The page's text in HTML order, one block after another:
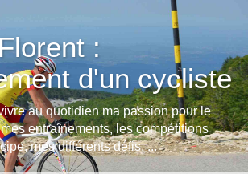
:
d'un cycliste
au quotidien ma passion pour le
entraînements, les compétitions
mes différents défis, ...